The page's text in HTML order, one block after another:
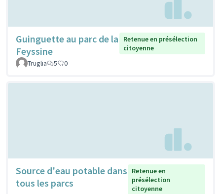
Guinguette au parc de la
Feyssine
Retenue en présélection
citoyenne
Truglia
5 0
Source d'eau potable dans
tous les parcs
Retenue en
présélection
citoyenne